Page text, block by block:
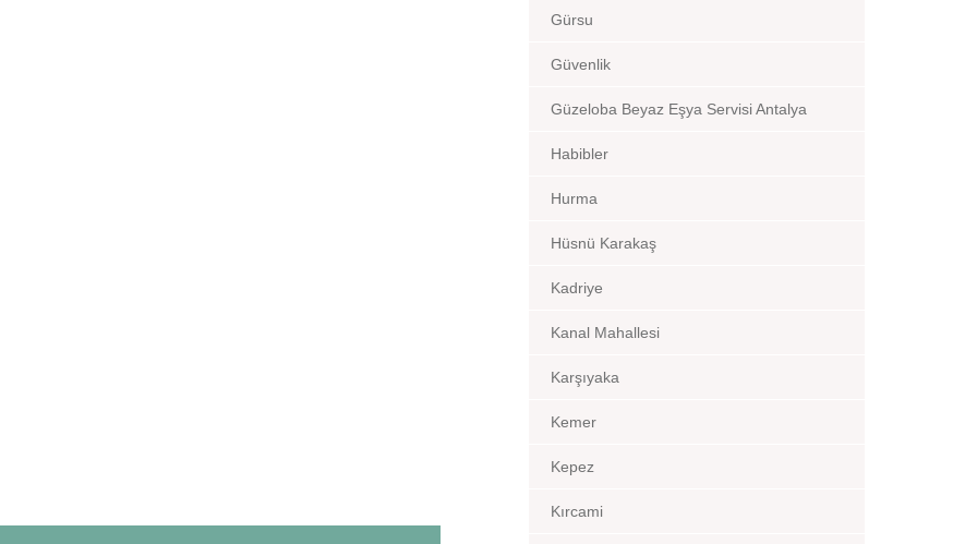
Gürsu
Güvenlik
Güzeloba Beyaz Eşya Servisi Antalya
Habibler
Hurma
Hüsnü Karakaş
Kadriye
Kanal Mahallesi
Karşıyaka
Kemer
Kepez
Kırcami